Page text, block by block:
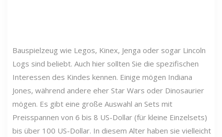
Bauspielzeug wie Legos, Kinex, Jenga oder sogar Lincoln
Logs sind beliebt. Auch hier sollten Sie die spezifischen
Interessen des Kindes kennen. Einige mögen Indiana
Jones, während andere eher Star Wars oder Dinosaurier
mögen. Es gibt eine große Auswahl an Sets mit
Preisspannen von 6 bis 8 US-Dollar (für kleine Einzelsets)
bis über 100 US-Dollar. In diesem Alter haben sie vielleicht